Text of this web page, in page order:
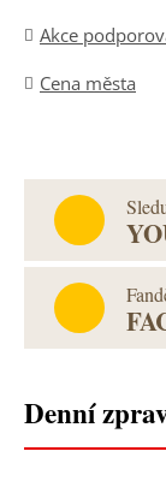
Akce
Cena města
Denní